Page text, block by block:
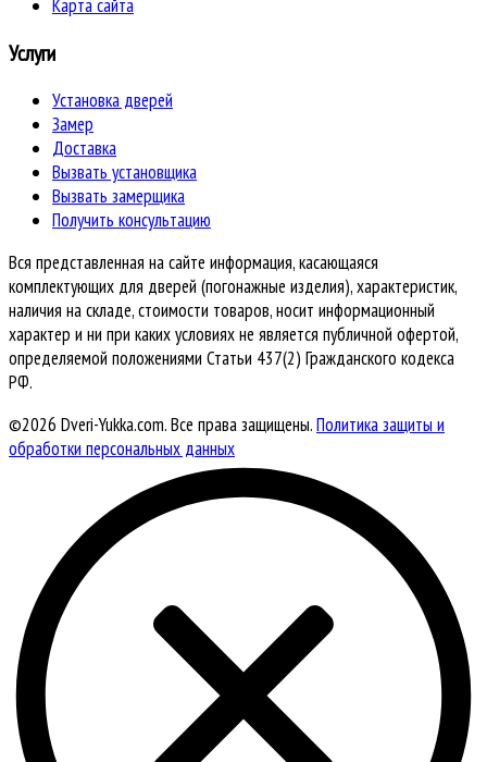
Карта сайта
Услуги
Установка дверей
Замер
Доставка
Вызвать установщика
Вызвать замерщика
Получить консультацию
Вся представленная на сайте информация, касающаяся
комплектующих для дверей (погонажные изделия), характеристик,
наличия на складе, стоимости товаров, носит информационный
характер и ни при каких условиях не является публичной офертой,
определяемой положениями Статьи 437(2) Гражданского кодекса
РФ.
©2026 Dveri-Yukka.com. Все права защищены.Политика защиты и
обработки персональных данных